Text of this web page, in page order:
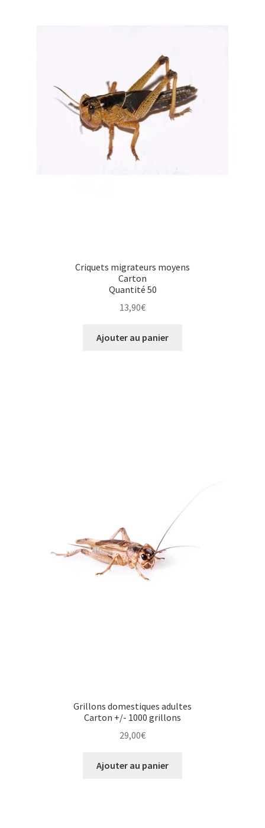
Criquets migrateurs moyens
Carton
Quantité 50
13,90€
Ajouter au panier
Grillons domestiques adultes
Carton +/- 1000 grillons
29,00€
Ajouter au panier